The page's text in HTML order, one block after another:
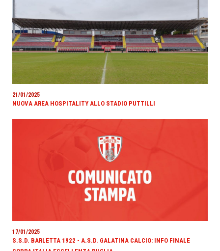
21/01/2025
NUOVA AREA HOSPITALITY ALLO STADIO PUTTILLI
17/01/2025
S.S.D. BARLETTA 1922 - A.S.D. GALATINA CALCIO: INFO FINALE